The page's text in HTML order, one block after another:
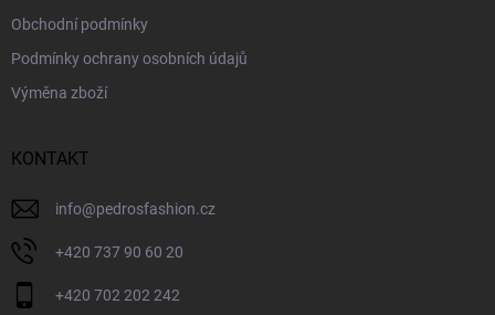
Obchodní podmínky
Podmínky ochrany osobních údajů
Výměna zboží
KONTAKT
info@pedrosfashion.cz
+420 737 90 60 20
+420 702 202 242